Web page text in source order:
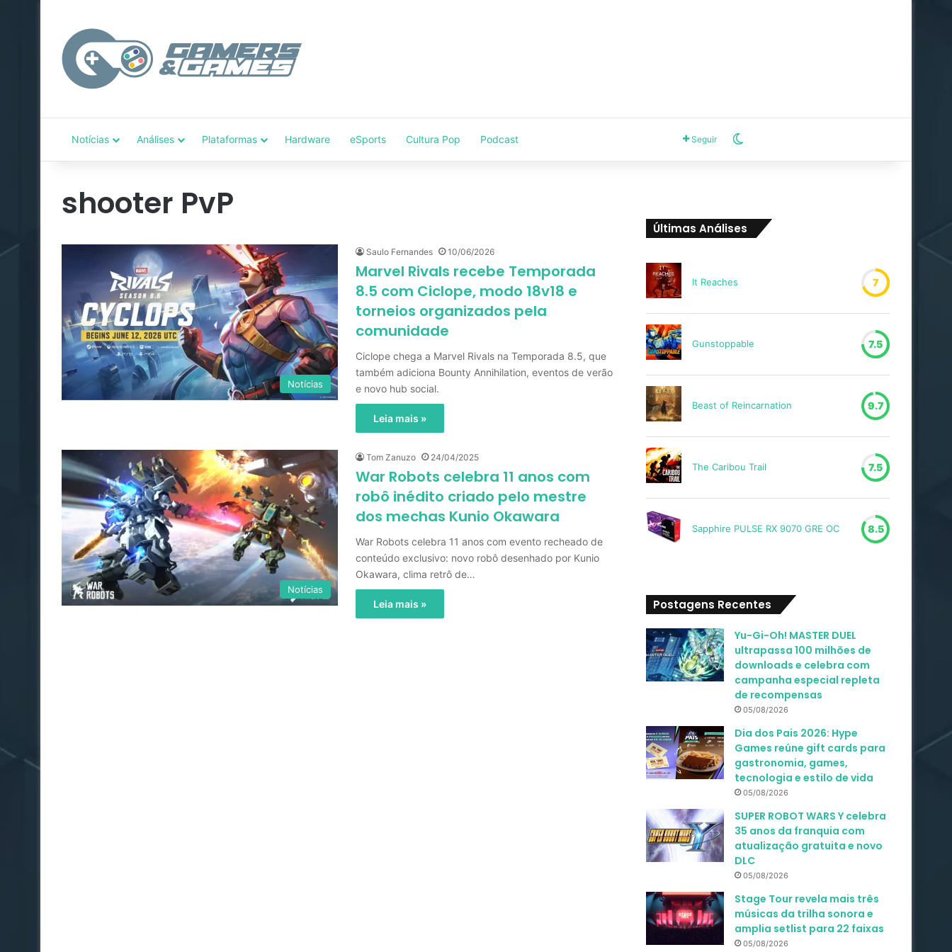
Notícias Análises Plataformas Hardware eSports Cultura Pop Podcast Seguir
shooter PvP
Notícias
Saulo Fernandes 10/06/2026
Marvel Rivals recebe Temporada
8.5 com Ciclope, modo 18v18 e
torneios organizados pela
comunidade
Ciclope chega a Marvel Rivals na Temporada 8.5, que
também adiciona Bounty Annihilation, eventos de verão
e novo hub social.
Leia mais »
Notícias
Tom Zanuzo 24/04/2025
War Robots celebra 11 anos com
robô inédito criado pelo mestre
dos mechas Kunio Okawara
War Robots celebra 11 anos com evento recheado de
conteúdo exclusivo: novo robô desenhado por Kunio
Okawara, clima retrô de…
Leia mais »
Últimas Análises
It Reaches 7
Gunstoppable 7.5
Beast of Reincarnation 9.7
The Caribou Trail 7.5
Sapphire PULSE RX 9070 GRE OC 8.5
Postagens Recentes
Yu-Gi-Oh! MASTER DUEL
ultrapassa 100 milhões de
downloads e celebra com
campanha especial repleta
de recompensas
05/08/2026
Dia dos Pais 2026: Hype
Games reúne gift cards para
gastronomia, games,
tecnologia e estilo de vida
05/08/2026
SUPER ROBOT WARS Y celebra
35 anos da franquia com
atualização gratuita e novo
DLC
05/08/2026
Stage Tour revela mais três
músicas da trilha sonora e
amplia setlist para 22 faixas
05/08/2026